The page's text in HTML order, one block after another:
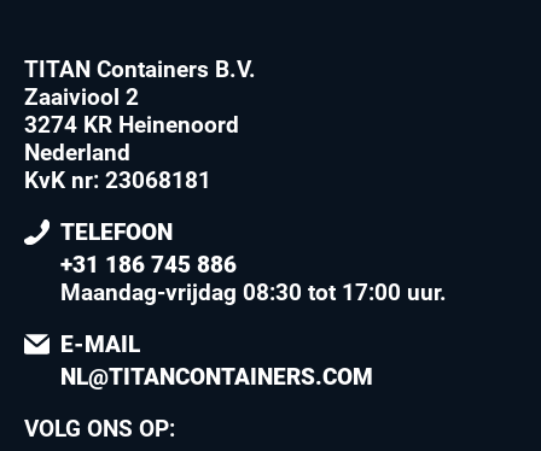
TITAN Containers B.V.
Zaaiviool 2
3274 KR Heinenoord
Nederland
KvK nr: 23068181
TELEFOON
+31 186 745 886
Maandag-vrijdag 08:30 tot 17:00 uur.
E-MAIL
NL@TITANCONTAINERS.COM
VOLG ONS OP: